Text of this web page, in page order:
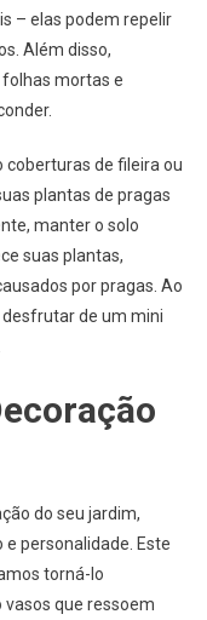
– elas podem repelir
Além disso,
mortas e
coberturas de fileira ou
plantas de pragas
manter o solo
suas plantas,
por pragas. Ao
de um mini
do seu jardim,
personalidade. Este
torná-lo
que ressoem